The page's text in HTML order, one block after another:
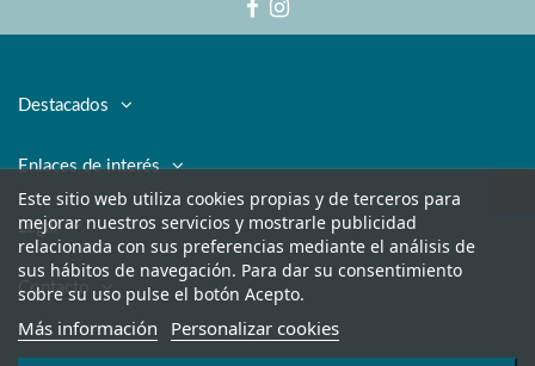
Destacados
Enlaces de interés
Legal
Contacto
Este sitio web utiliza cookies propias y de terceros para
mejorar nuestros servicios y mostrarle publicidad
relacionada con sus preferencias mediante el análisis de
sus hábitos de navegación. Para dar su consentimiento
sobre su uso pulse el botón Acepto.
Más información Personalizar cookies